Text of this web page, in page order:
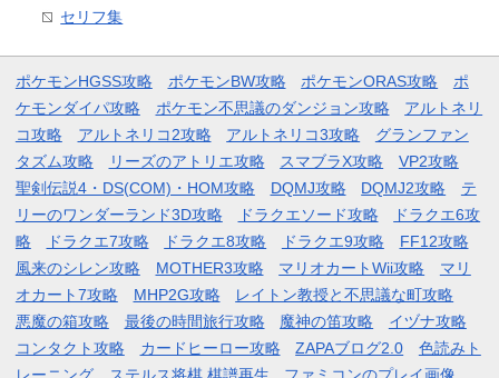
セリフ集
ポケモンHGSS攻略 ポケモンBW攻略 ポケモンORAS攻略
ポ
ケモンダイパ攻略
ポケモン不思議のダンジョン攻略
アルトネリ
コ攻略
アルトネリコ2攻略 アルトネリコ3攻略
グランファン
タズム攻略
リーズのアトリエ攻略 スマブラX攻略
VP2攻略
聖剣伝説4・DS(COM)・HOM攻略
DQMJ攻略 DQMJ2攻略
テ
リーのワンダーランド3D攻略
ドラクエソード攻略
ドラクエ6攻
略
ドラクエ7攻略 ドラクエ8攻略 ドラクエ9攻略
FF12攻略
風来のシレン攻略
MOTHER3攻略 マリオカートWii攻略
マリ
オカート7攻略
MHP2G攻略
レイトン教授と不思議な町攻略
悪魔の箱攻略
最後の時間旅行攻略 魔神の笛攻略
イヅナ攻略
コンタクト攻略
カードヒーロー攻略 ZAPAブログ2.0
色読みト
レーニング
ステルス将棋 棋譜再生 ファミコンのプレイ画像